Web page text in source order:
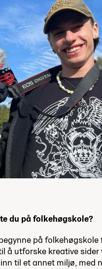
du på folkehøgskole?
på
å utforske kreative sider
til et annet miljø, med